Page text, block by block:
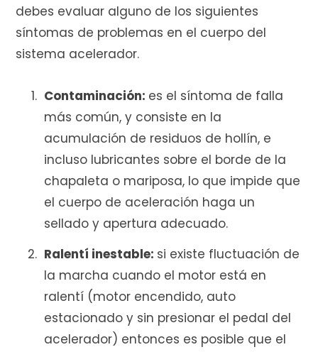
debes evaluar alguno de los siguientes
síntomas de problemas en el cuerpo del
sistema acelerador.
Contaminación: es el síntoma de falla
más común, y consiste en la
acumulación de residuos de hollín, e
incluso lubricantes sobre el borde de la
chapaleta o mariposa, lo que impide que
el cuerpo de aceleración haga un
sellado y apertura adecuado.
Ralentí inestable: si existe fluctuación de
la marcha cuando el motor está en
ralentí (motor encendido, auto
estacionado y sin presionar el pedal del
acelerador) entonces es posible que el